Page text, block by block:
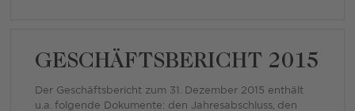
GESCHÄFTSBERICHT 2015
Der Geschäftsbericht zum 31. Dezember 2015 enthält
u.a. folgende Dokumente: den Jahresabschluss, den